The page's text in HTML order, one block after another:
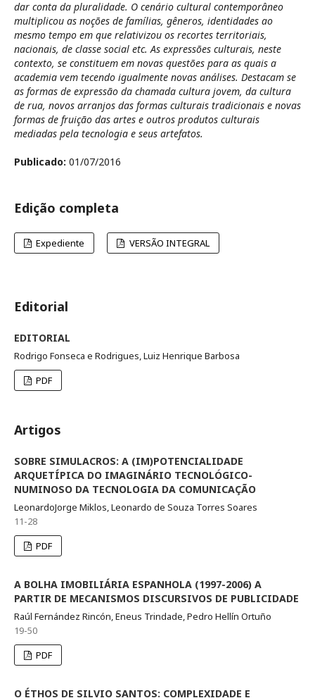
dar conta da pluralidade. O cenário cultural contemporâneo
multiplicou as noções de famílias, gêneros, identidades ao
mesmo tempo em que relativizou os recortes territoriais,
nacionais, de classe social etc. As expressões culturais, neste
contexto, se constituem em novas questões para as quais a
academia vem tecendo igualmente novas análises. Destacam se
as formas de expressão da chamada cultura jovem, da cultura
de rua, novos arranjos das formas culturais tradicionais e novas
formas de fruição das artes e outros produtos culturais
mediadas pela tecnologia e seus artefatos.
Publicado: 01/07/2016
Edição completa
Expediente VERSÃO INTEGRAL
Editorial
EDITORIAL
Rodrigo Fonseca e Rodrigues, Luiz Henrique Barbosa
PDF
Artigos
SOBRE SIMULACROS: A (IM)POTENCIALIDADE
ARQUETÍPICA DO IMAGINÁRIO TECNOLÓGICO-
NUMINOSO DA TECNOLOGIA DA COMUNICAÇÃO
LeonardoJorge Miklos, Leonardo de Souza Torres Soares
11-28
PDF
A BOLHA IMOBILIÁRIA ESPANHOLA (1997-2006) A
PARTIR DE MECANISMOS DISCURSIVOS DE PUBLICIDADE
Raúl Fernández Rincón, Eneus Trindade, Pedro Hellín Ortuño
19-50
PDF
O ÉTHOS DE SILVIO SANTOS: COMPLEXIDADE E